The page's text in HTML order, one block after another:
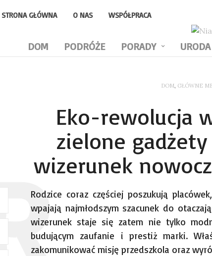
STRONA GŁÓWNA O NAS WSPÓŁPRACA
DOM PODRÓŻE PORADY URODA
DOM, GŁÓWNE
Eko-rewolucja
zielone
wizerunek
Rodzice coraz częściej poszukują
wpajają najmłodszym szacunek do
wizerunek staje się zatem nie tylko
budującym zaufanie i prestiż marki.
zakomunikować misję przedszkola oraz